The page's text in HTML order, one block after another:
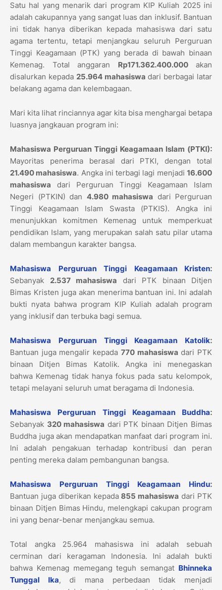
Satu hal yang menarik dari program KIP Kuliah 2025 ini
adalah cakupannya yang sangat luas dan inklusif. Bantuan
ini tidak hanya diberikan kepada mahasiswa dari satu
agama tertentu, tetapi menjangkau seluruh Perguruan
Tinggi Keagamaan (PTK) yang berada di bawah binaan
Kemenag. Total anggaran Rp171.362.400.000akan
disalurkan kepada 25.964 mahasiswa dari berbagai latar
belakang agama dan kelembagaan.
Mari kita lihat rinciannya agar kita bisa menghargai betapa
luasnya jangkauan program ini:
Mahasiswa Perguruan Tinggi Keagamaan Islam (PTKI):
Mayoritas penerima berasal dari PTKI, dengan total
21.490 mahasiswa. Angka ini terbagi lagi menjadi16.600
mahasiswa dari Perguruan Tinggi Keagamaan Islam
Negeri (PTKIN) dan 4.980 mahasiswa dari Perguruan
Tinggi Keagamaan Islam Swasta (PTKIS). Angka ini
menunjukkan komitmen Kemenag untuk memperkuat
pendidikan Islam, yang merupakan salah satu pilar utama
dalam membangun karakter bangsa.
Mahasiswa Perguruan Tinggi Keagamaan Kristen:
Sebanyak 2.537 mahasiswa dari PTK binaan Ditjen
Bimas Kristen juga akan menerima bantuan ini. Ini adalah
bukti nyata bahwa program KIP Kuliah adalah program
yang inklusif dan terbuka bagi semua.
Mahasiswa Perguruan Tinggi Keagamaan Katolik:
Bantuan juga mengalir kepada 770 mahasiswa dari PTK
binaan Ditjen Bimas Katolik. Angka ini menegaskan
bahwa Kemenag tidak hanya fokus pada satu kelompok,
tetapi melayani seluruh umat beragama di Indonesia.
Mahasiswa Perguruan Tinggi Keagamaan Buddha:
Sebanyak 320 mahasiswa dari PTK binaan Ditjen Bimas
Buddha juga akan mendapatkan manfaat dari program ini.
Ini adalah pengakuan terhadap kontribusi dan peran
penting mereka dalam pembangunan bangsa.
Mahasiswa Perguruan Tinggi Keagamaan Hindu:
Bantuan juga diberikan kepada855 mahasiswa dari PTK
binaan Ditjen Bimas Hindu, melengkapi cakupan program
ini yang benar-benar menjangkau semua.
Total angka 25.964 mahasiswa ini adalah sebuah
cerminan dari keragaman Indonesia. Ini adalah bukti
bahwa Kemenag memegang teguh semangat Bhinneka
Tunggal Ika, di mana perbedaan tidak menjadi